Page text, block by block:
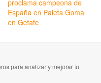
proclama campeona de
España en Paleta Goma
en Getafe
para analizar y mejorar tu